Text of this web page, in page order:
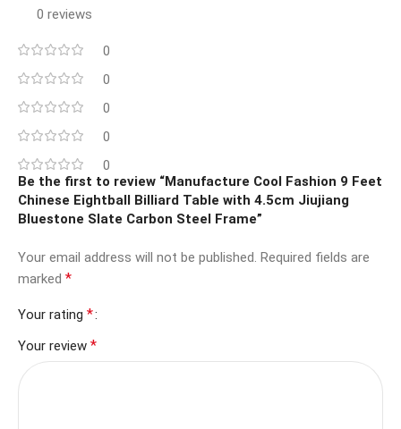
0 reviews
0
0
0
0
0
Be the first to review “Manufacture Cool Fashion 9 Feet
Chinese Eightball Billiard Table with 4.5cm Jiujiang
Bluestone Slate Carbon Steel Frame”
Your email address will not be published. Required fields are
marked *
Your rating *
Your review *